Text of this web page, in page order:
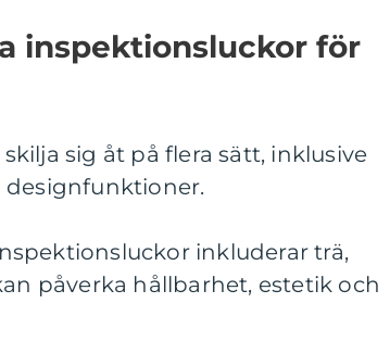
inspektionsluckor för
sig åt på flera sätt, inklusive
inkluderar trä,
påverka hållbarhet, estetik och